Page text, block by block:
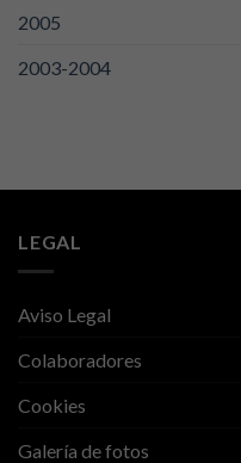
2005
2003-2004
LEGAL
Aviso Legal
Colaboradores
Cookies
Galería de fotos